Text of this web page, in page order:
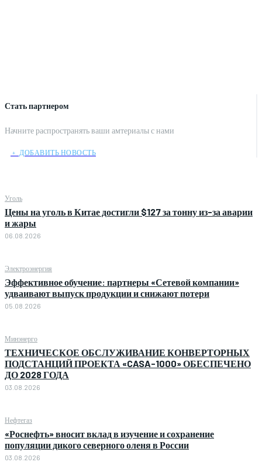
Стать партнером
Начните распространять ваши амтериалы с нами
﹢ ДОБАВИТЬ НОВОСТЬ
Уголь
Цены на уголь в Китае достигли $127 за тонну из-за аварии
и жары
06.08.2026
Электроэнергия
Эффективное обучение: партнеры «Сетевой компании»
удваивают выпуск продукции и снижают потери
05.08.2026
Минэнерго
ТЕХНИЧЕСКОЕ ОБСЛУЖИВАНИЕ КОНВЕРТОРНЫХ
ПОДСТАНЦИЙ ПРОЕКТА «CASA-1000» ОБЕСПЕЧЕНО
ДО 2028 ГОДА
03.08.2026
Нефтегаз
«Роснефть» вносит вклад в изучение и сохранение
популяции дикого северного оленя в России
03.08.2026